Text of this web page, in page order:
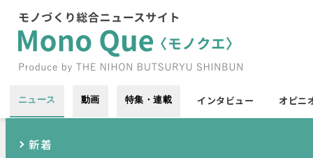
ニュース 動画 特集・連載 インタビュー オピニ
新着